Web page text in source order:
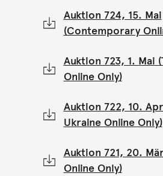
Auktion 724, 15. Mai
(Contemporary
Auktion 723, 1. Mai
Online Only)
Auktion 722, 10.
Ukraine Online Only)
Auktion 721, 20.
Online Only)